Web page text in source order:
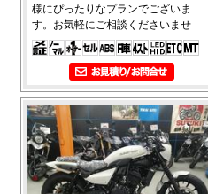
様にぴったりなプランでございま
す。お気軽にご相談くださいませ